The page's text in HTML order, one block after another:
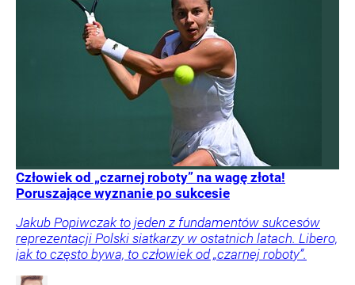
Człowiek od „czarnej roboty” na wagę złota!
Poruszające wyznanie po sukcesie
Jakub Popiwczak to jeden z fundamentów sukcesów
reprezentacji Polski siatkarzy w ostatnich latach. Libero,
jak to często bywa, to człowiek od „czarnej roboty”.